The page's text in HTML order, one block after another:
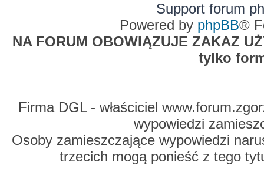
Support forum
Powered by phpBB®
NA FORUM OBOWIĄZUJE ZAKAZ
tylko
Firma DGL - właściciel
wypowiedzi
Osoby zamieszczające wypowiedzi
trzecich mogą ponieść z tego